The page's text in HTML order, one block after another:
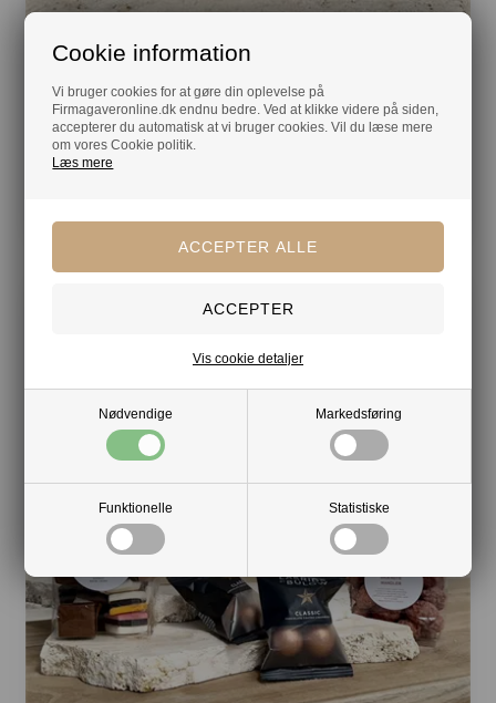
Cookie information
Vi bruger cookies for at gøre din oplevelse på
Firmagaveronline.dk endnu bedre. Ved at klikke videre på siden,
accepterer du automatisk at vi bruger cookies. Vil du læse mere
om vores Cookie politik.
Læs mere
Nødvendige Markedsføring
Funktionelle Statistiske
Vis cookie detaljer
julegodter
219,00 DKK ekskl. moms